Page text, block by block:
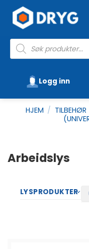
content
Products
search
Logg inn
HJEM / TILBEHØR
Arbeidslys
LYSPRODUKTER